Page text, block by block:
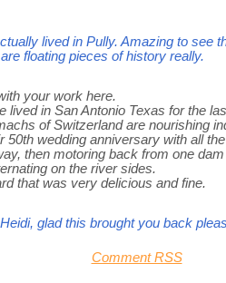
lived in Pully. Amazing to see
floating pieces of history really.
your work here.
lived in San Antonio Texas for the
of Switzerland are nourishing
50th wedding anniversary with all
then motoring back from one
on the river sides.
that was very delicious and fine.
glad this brought you back
Comment RSS